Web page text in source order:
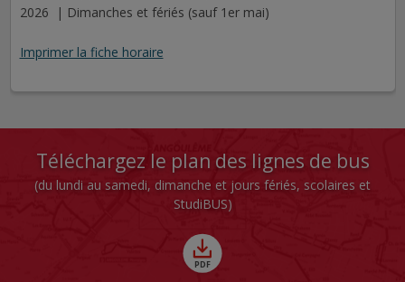
2026 | Dimanches et fériés (sauf 1er mai)
Imprimer la fiche horaire
Téléchargez le plan des lignes de bus
(du lundi au samedi, dimanche et jours fériés, scolaires et
StudiBUS)